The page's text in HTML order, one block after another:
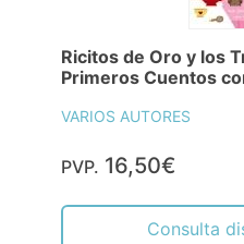
Ricitos de Oro y los
Primeros Cuentos
VARIOS AUTORES
PVP. 16,50€
Consulta